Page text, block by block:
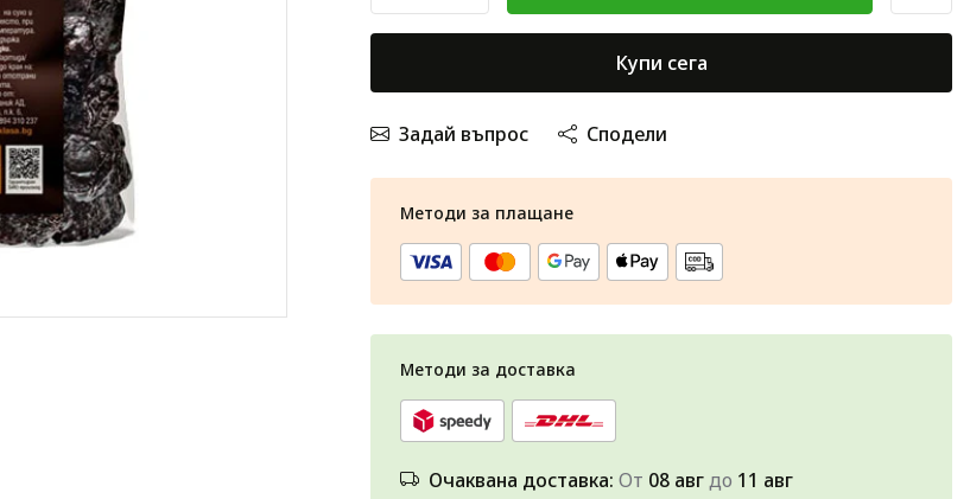
Купи сега
Задай въпрос Сподели
Методи за плащане
Методи за доставка
Очаквана доставка: От 08 авгдо 11 авг